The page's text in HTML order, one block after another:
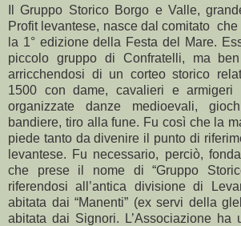
Il Gruppo Storico Borgo e Valle,
Profit levantese, nasce dal comitato
la 1° edizione della Festa del Mare.
piccolo gruppo di Confratelli, ma
arricchendosi di un corteo storico
1500 con dame, cavalieri e
organizzate danze medioevali,
bandiere, tiro alla fune. Fu così che la
piede tanto da divenire il punto di
levantese. Fu necessario, perciò,
che prese il nome di “Gruppo
riferendosi all’antica divisione di
abitata dai “Manenti” (ex servi della
abitata dai Signori. L’Associazione ha